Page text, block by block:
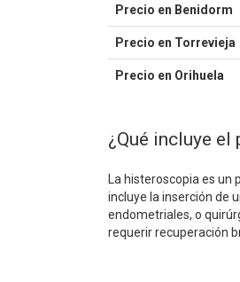
Precio en Benidorm
Precio en Torrevieja
Precio en Orihuela
¿Qué incluye
La histeroscopia es un
incluye la inserción de
endometriales, o
requerir recuperación